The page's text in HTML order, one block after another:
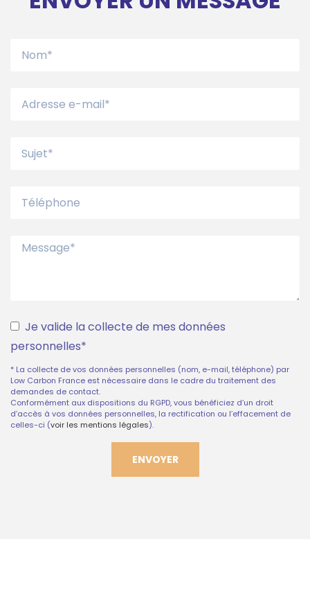
Je valide la collecte de mes données
personnelles*
* La collecte de vos données personnelles (nom, e-mail, téléphone) par
Low Carbon France est nécessaire dans le cadre du traitement des
demandes de contact.
Conformément aux dispositions du RGPD, vous bénéficiez d’un droit
d’accès à vos données personnelles, la rectification ou l’effacement de
celles-ci (voir les mentions légales).
ENVOYER